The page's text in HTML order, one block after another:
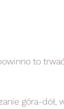
to
góra-